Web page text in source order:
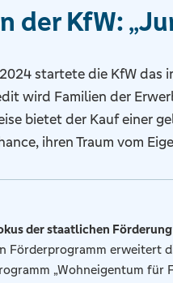
der KfW:
startete die KfW das
wird Familien der
bietet der Kauf einer
ihren Traum vom
der staatlichen Förderung
Förderprogramm erweitert
„Wohneigentum